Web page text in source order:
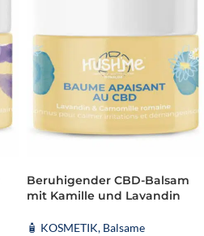
Beruhigender CBD-Balsam
mit Kamille und Lavandin
🧴 KOSMETIK, Balsame